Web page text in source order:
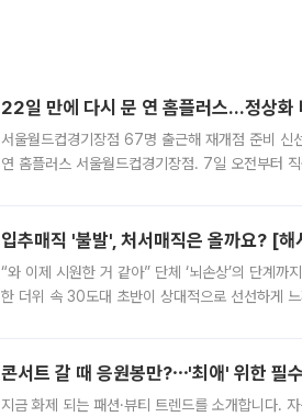
22일 만에 다시 문 연 홈플러스…정상화
서울월드컵경기장점 67명 출근해 재개점 준비
연 홈플러스 서울월드컵경기장점. 7일 오전부터
입추매직 '불발', 처서매직은 올까요? [해
“와 이제 시원한 거 같아” 단체 ‘뇌손상’의 단계
한 더위 속 30도대 초반이 상대적으로 선선하게
콘서트 갈 때 응원봉만?⋯'최애' 위한 필
지금 화제 되는 패션·뷰티 트렌드를 소개합니다.